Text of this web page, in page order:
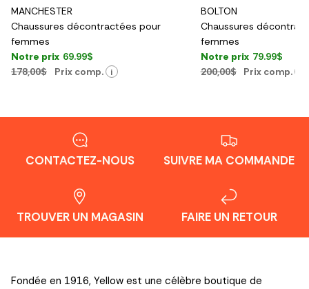
MANCHESTER
Chaussures décontractées pour
femmes
Notre prix 69.99$
178,00$
Prix comp. i
BOLTON
Chaussures
femmes
Notre prix 79.99$
200,00$
Prix comp.
CONTACTEZ-NOUS SUIVRE MA COMMANDE
TROUVER UN MAGASIN FAIRE UN RETOUR
Fondée en 1916, Yellow est une célèbre boutique de